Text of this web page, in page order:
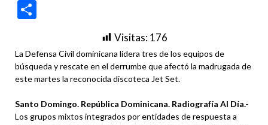
Visitas:176
La Defensa Civil dominicana lidera tres de los equipos de
búsqueda y rescate en el derrumbe que afectó la madrugada de
este martes la reconocida discoteca Jet Set.
Santo Domingo. República Dominicana. Radiografía Al Día.-
Los grupos mixtos integrados por entidades de respuesta a